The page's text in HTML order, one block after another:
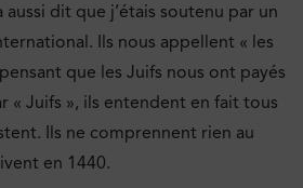
dit que j’étais soutenu par un
Ils nous appellent « les
que les Juifs nous ont payés
« Juifs », ils entendent en fait tous
Ils ne comprennent rien au
en 1440.